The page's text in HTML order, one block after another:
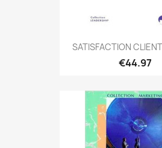
SATISFACTION
€44.97